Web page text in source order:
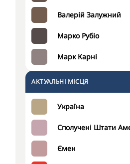
Валерій Залужний
Марко Рубіо
Марк Карні
АКТУАЛЬНІ МІСЦЯ
Україна
Сполучені Штати
Ємен